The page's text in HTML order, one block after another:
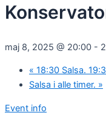
maj 8, 2025 @ 20:00 -
« 18:30 Salsa.
Salsa i alle timer. »
Event info